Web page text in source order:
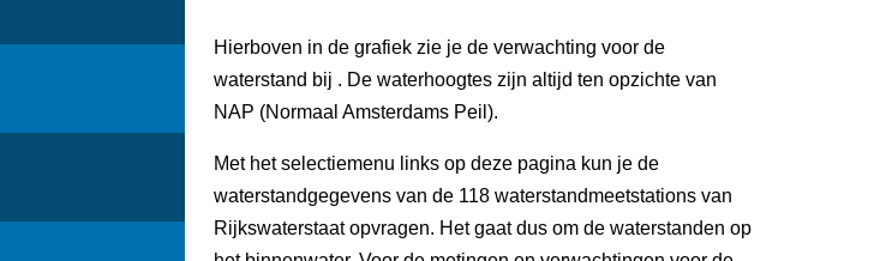
Hierboven in de grafiek zie je de verwachting voor de
waterstand bij . De waterhoogtes zijn altijd ten opzichte van
NAP (Normaal Amsterdams Peil).
Met het selectiemenu links op deze pagina kun je de
waterstandgegevens van de 118 waterstandmeetstations van
Rijkswaterstaat opvragen. Het gaat dus om de waterstanden op